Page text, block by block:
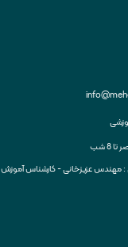
: مهندس عزیزخانی - کارشناس آموزش